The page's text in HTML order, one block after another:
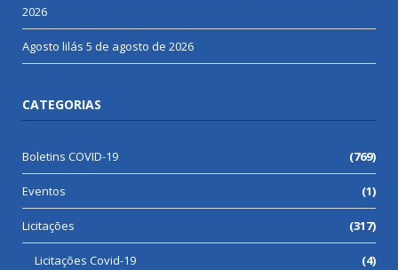
2026
Agosto lilás 5 de agosto de 2026
CATEGORIAS
Boletins COVID-19 (769)
Eventos (1)
Licitações (317)
Licitações Covid-19 (4)